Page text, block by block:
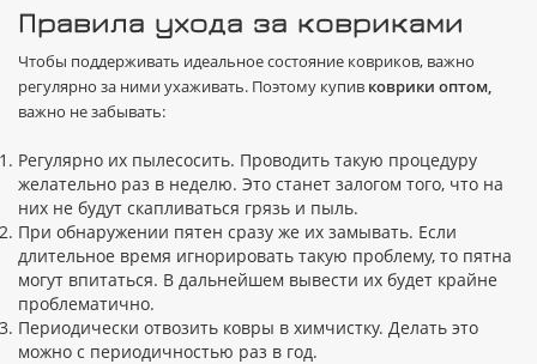
Правила ухода за ковриками
Чтобы поддерживать идеальное состояние ковриков, важно
регулярно за ними ухаживать. Поэтому купив коврики оптом,
важно не забывать:
Регулярно их пылесосить. Проводить такую процедуру
желательно раз в неделю. Это станет залогом того, что на
них не будут скапливаться грязь и пыль.
При обнаружении пятен сразу же их замывать. Если
длительное время игнорировать такую проблему, то пятна
могут впитаться. В дальнейшем вывести их будет крайне
проблематично.
Периодически отвозить ковры в химчистку. Делать это
можно с периодичностью раз в год.